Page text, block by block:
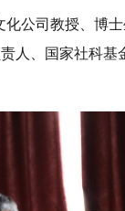
公司教授、博
人、国家社科基